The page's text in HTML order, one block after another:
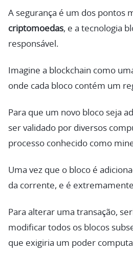
A segurança é um dos pontos
criptomoedas, e a tecnologia
responsável.
Imagine a blockchain como
onde cada bloco contém um
Para que um novo bloco seja
ser validado por diversos
processo conhecido como
Uma vez que o bloco é
da corrente, e é
Para alterar uma transação,
modificar todos os blocos
que exigiria um poder